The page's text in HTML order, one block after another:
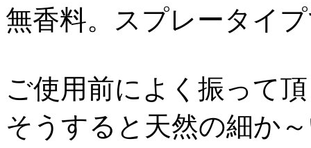
無香料。スプレータイ
ご使用前によく振って
そうすると天然の細か